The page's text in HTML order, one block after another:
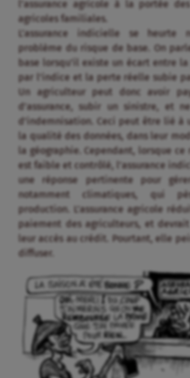
l’assurance agricole à la portée
agricoles familiales.
L’assurance indicielle se heurte
problème du risque de base. On
base lorsqu’il existe un écart entre
par l’indice et la perte réelle subie
Un agriculteur peut donc avoir
d’assurance, subir un sinistre, et
d’indemnisation. Ceci peut être lié à
la qualité des données, dans leur
la géographie. Cependant, lorsque ce
est faible et contrôlé, l’assurance
une réponse pertinente pour
notamment climatiques, qui
production. L’assurance agricole
paiement des agriculteurs, et
leur accès au crédit. Pourtant, elle
diffuser.